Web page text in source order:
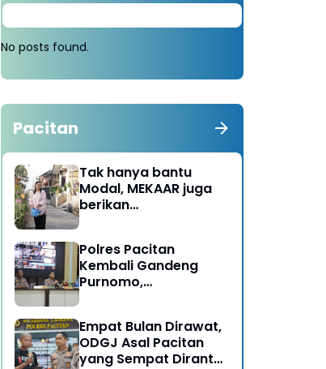
No posts found.
Pacitan
Tak hanya bantu
Modal, MEKAAR juga
berikan
Dapur Tetap Ngebul
Polres Pacitan
Kembali Gandeng
Purnomo,
Rehabilitasi
Empat Bulan Dirawat,
ODGJ Asal Pacitan
yang Sempat Dirantai